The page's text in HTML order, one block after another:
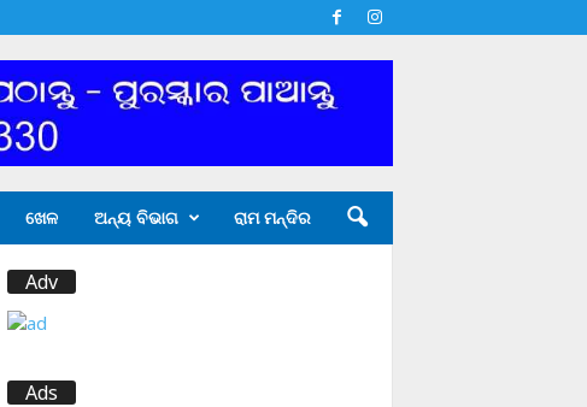
ଖେଳ ଅନ୍ୟ ବିଭାଗ ରାମ ମନ୍ଦିର
Adv
Ads